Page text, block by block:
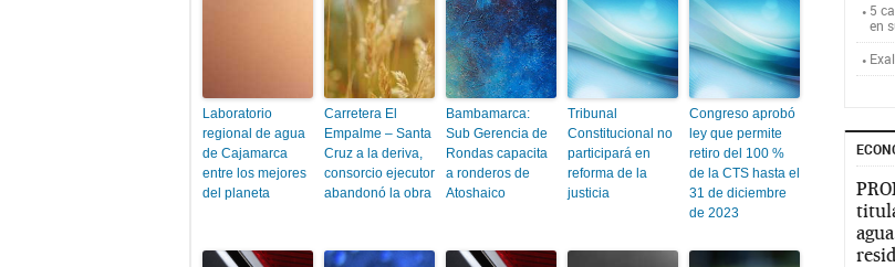
Laboratorio
regional de agua
de Cajamarca
entre los mejores
del planeta
Carretera El
Empalme – Santa
Cruz a la deriva,
consorcio ejecutor
abandonó la obra
Bambamarca:
Sub Gerencia de
Rondas capacita
a ronderos de
Atoshaico
Tribunal
Constitucional no
participará en
reforma de la
justicia
Congreso aprobó
ley que permite
retiro del 100 %
de la CTS hasta el
31 de diciembre
de 2023
5
en